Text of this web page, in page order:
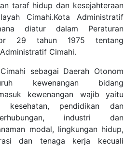
taraf hidup dan kesejahteraan
Cimahi.Kota Administratif
diatur dalam Peraturan
29 tahun 1975 tentang
Cimahi.
sebagai Daerah Otonom
kewenangan bidang
kewenangan wajib yaitu
kesehatan, pendidikan dan
industri dan
modal, lingkungan hidup,
dan tenaga kerja kecuali